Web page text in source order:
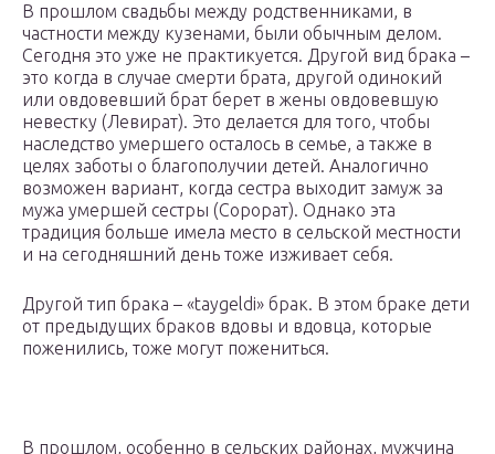
В прошлом свадьбы между родственниками, в
частности между кузенами, были обычным делом.
Сегодня это уже не практикуется. Другой вид брака –
это когда в случае смерти брата, другой одинокий
или овдовевший брат берет в жены овдовевшую
невестку (Левират). Это делается для того, чтобы
наследство умершего осталось в семье, а также в
целях заботы о благополучии детей. Аналогично
возможен вариант, когда сестра выходит замуж за
мужа умершей сестры (Сорорат). Однако эта
традиция больше имела место в сельской местности
и на сегодняшний день тоже изживает себя.
Другой тип брака – «taygeldi» брак. В этом браке дети
от предыдущих браков вдовы и вдовца, которые
поженились, тоже могут пожениться.
В прошлом, особенно в сельских районах, мужчина